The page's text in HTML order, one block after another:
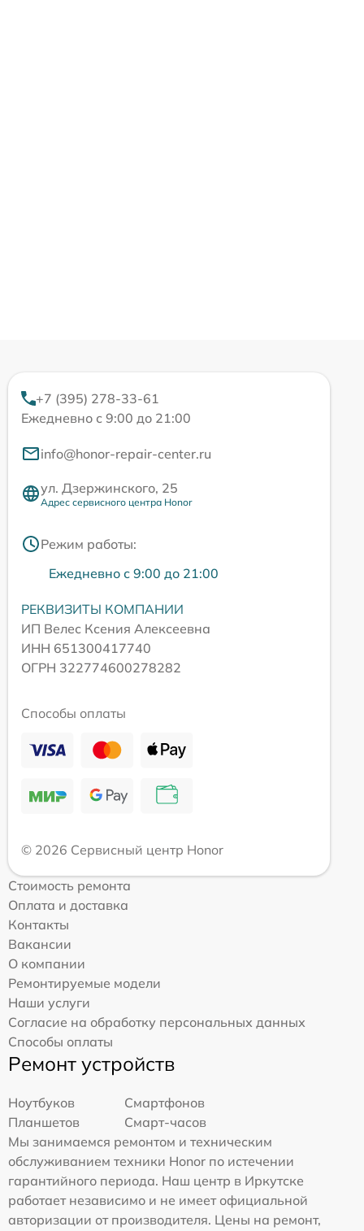
+7 (395) 278-33-61
Ежедневно с 9:00 до 21:00
info@honor-repair-center.ru
ул. Дзержинского, 25
Адрес сервисного центра Honor
Режим работы:
Ежедневно с 9:00 до 21:00
РЕКВИЗИТЫ КОМПАНИИ
ИП Велес Ксения Алексеевна
ИНН 651300417740
ОГРН 322774600278282
Способы оплаты
© 2026 Сервисный центр Honor
Стоимость ремонта
Оплата и доставка
Контакты
Вакансии
О компании
Ремонтируемые модели
Наши услуги
Согласие на обработку персональных данных
Способы оплаты
Ремонт устройств
Ноутбуков
Смартфонов
Планшетов
Смарт-часов
Мы занимаемся ремонтом и техническим
обслуживанием техники Honor по истечении
гарантийного периода. Наш центр в Иркутске
работает независимо и не имеет официальной
авторизации от производителя. Цены на ремонт,